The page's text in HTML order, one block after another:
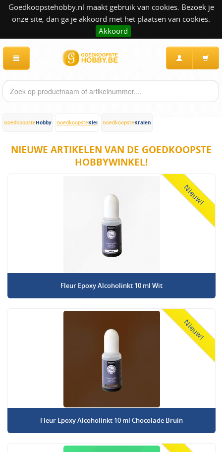
Goedkoopstehobby.nl maakt gebruik van cookies. Bezoek je
onze site, dan ga je akkoord met het plaatsen van cookies.
Akkoord
GoedkoopsteHobby GoedkoopsteKlei GoedkoopsteKralen
NIEUWE ARTIKELEN VAN DE GOEDKOOPSTE
HOBBYWINKEL!
Nieuw!
Fleur Epoxy Alcoholinkt 10 ml Wit
Nieuw!
Fleur Epoxy Alcoholinkt 10 ml Chocolade Bruin